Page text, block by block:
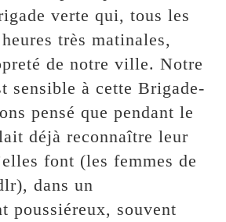
verte qui, tous les
très matinales,
de notre ville. Notre
sensible à cette Brigade-
pensé que pendant le
déjà reconnaître leur
font (les femmes de
dans un
poussiéreux, souvent